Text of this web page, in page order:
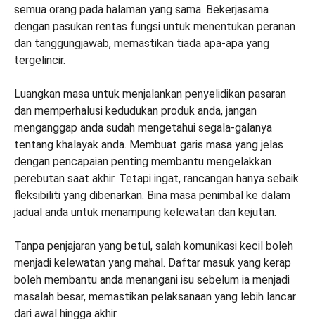
semua orang pada halaman yang sama. Bekerjasama
dengan pasukan rentas fungsi untuk menentukan peranan
dan tanggungjawab, memastikan tiada apa-apa yang
tergelincir.
Luangkan masa untuk menjalankan penyelidikan pasaran
dan memperhalusi kedudukan produk anda, jangan
menganggap anda sudah mengetahui segala-galanya
tentang khalayak anda. Membuat garis masa yang jelas
dengan pencapaian penting membantu mengelakkan
perebutan saat akhir. Tetapi ingat, rancangan hanya sebaik
fleksibiliti yang dibenarkan. Bina masa penimbal ke dalam
jadual anda untuk menampung kelewatan dan kejutan.
Tanpa penjajaran yang betul, salah komunikasi kecil boleh
menjadi kelewatan yang mahal. Daftar masuk yang kerap
boleh membantu anda menangani isu sebelum ia menjadi
masalah besar, memastikan pelaksanaan yang lebih lancar
dari awal hingga akhir.